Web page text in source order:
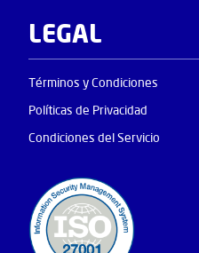
LEGAL
Términos y Condiciones
Políticas de Privacidad
Condiciones del Servicio